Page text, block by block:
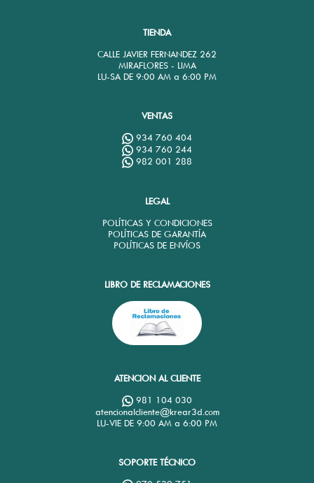
TIENDA
CALLE JAVIER FERNANDEZ 262
MIRAFLORES - LIMA
LU-SA DE 9:00 AM a 6:00 PM
VENTAS
934 760 404
934 760 244
982 001 288
LEGAL
POLÍTICAS Y CONDICIONES
POLÍTICAS DE GARANTÍA
POLÍTICAS DE ENVÍOS
LIBRO DE RECLAMACIONES
ATENCION AL CLIENTE
981 104 030
atencionalcliente@krear3d.com
LU-VIE DE 9:00 AM a 6:00 PM
SOPORTE TÉCNICO